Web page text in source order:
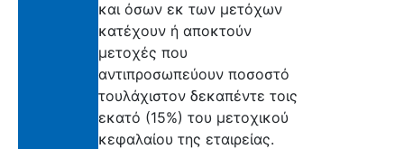
και όσων εκ των μετόχων
κατέχουν ή αποκτούν
μετοχές που
αντιπροσωπεύουν ποσοστό
τουλάχιστον δεκαπέντε τοις
εκατό (15%) του μετοχικού
κεφαλαίου της εταιρείας.